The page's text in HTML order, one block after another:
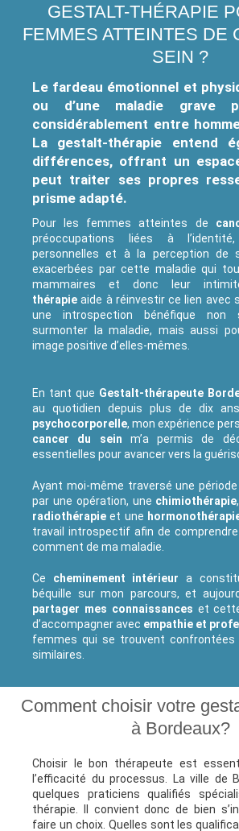
GESTALT-THÉRAPIE
FEMMES ATTEINTES DE
SEIN ?
Le fardeau émotionnel et
ou d’une maladie grave
considérablement entre
La gestalt-thérapie entend
différences, offrant un
peut traiter ses propres
prisme adapté.
Pour les femmes atteintes de
préoccupations liées à
personnelles et à la perception de
exacerbées par cette maladie qui
mammaires et donc leur
thérapie aide à réinvestir ce lien avec
une introspection bénéfique non
surmonter la maladie, mais aussi
image positive d’elles-mêmes.
En tant que Gestalt-thérapeute
au quotidien depuis plus de dix
psychocorporelle, mon expérience
cancer du sein m’a permis de
essentielles pour avancer vers la
Ayant moi-même traversé une
par une opération, une chimiothérapie
radiothérapie et une
travail introspectif afin de
comment de ma maladie.
Ce cheminement intérieur a
béquille sur mon parcours, et
partager mes connaissances et
d’accompagner avec empathie et
femmes qui se trouvent
similaires.
Comment choisir votre
à Bordeaux?
Choisir le bon thérapeute est
l’efficacité du processus. La ville de
quelques praticiens qualifiés
thérapie. Il convient donc de bien
faire un choix. Quelles sont les